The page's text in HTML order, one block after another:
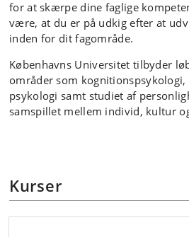
for at skærpe dine faglige
være, at du er på udkig efter at
inden for dit fagområde.
Københavns Universitet tilbyder
områder som
psykologi samt studiet af
samspillet mellem individ, kultur
Kurser